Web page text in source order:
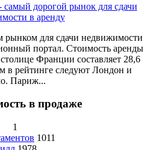
дорогой рынок для сдачи
в аренду
для сдачи недвижимости
портал. Стоимость аренды
Франции составляет 28,6
в рейтинге следуют Лондон и
Париж...
в продаже
1
1011